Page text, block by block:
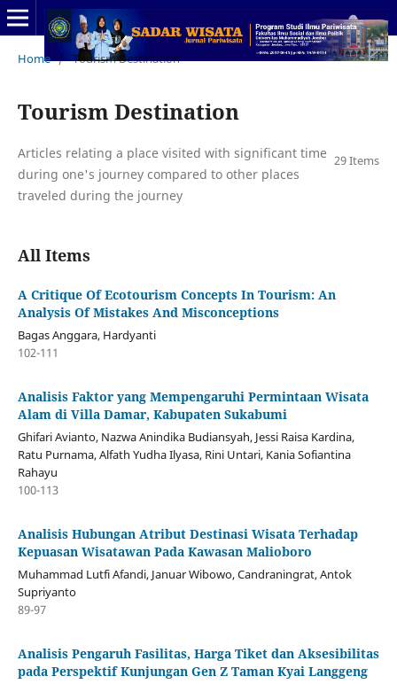
Home / Tourism Destination
Tourism Destination
29 Items
Articles relating a place visited with significant time
during one's journey compared to other places
traveled during the journey
All Items
A Critique Of Ecotourism Concepts In Tourism: An
Analysis Of Mistakes And Misconceptions
Bagas Anggara, Hardyanti
102-111
Analisis Faktor yang Mempengaruhi Permintaan Wisata
Alam di Villa Damar, Kabupaten Sukabumi
Ghifari Avianto, Nazwa Anindika Budiansyah, Jessi Raisa Kardina,
Ratu Purnama, Alfath Yudha Ilyasa, Rini Untari, Kania Sofiantina
Rahayu
100-113
Analisis Hubungan Atribut Destinasi Wisata Terhadap
Kepuasan Wisatawan Pada Kawasan Malioboro
Muhammad Lutfi Afandi, Januar Wibowo, Candraningrat, Antok
Supriyanto
89-97
Analisis Pengaruh Fasilitas, Harga Tiket dan Aksesibilitas
pada Perspektif Kunjungan Gen Z Taman Kyai Langgeng